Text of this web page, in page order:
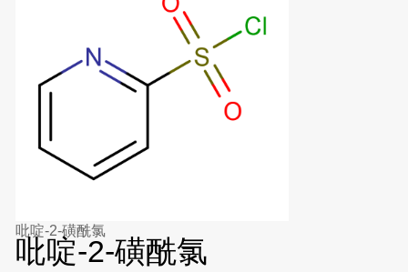
吡啶-2-磺酰氯
吡啶-2-磺酰氯